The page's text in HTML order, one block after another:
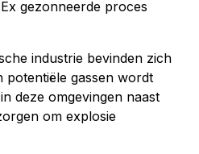
gezonneerde proces
industrie bevinden zich
potentiële gassen wordt
deze omgevingen naast
om explosie